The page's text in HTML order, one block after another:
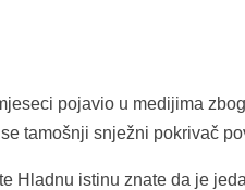
pojavio u medijima
tamošnji snježni pokrivač
Hladnu istinu znate da je